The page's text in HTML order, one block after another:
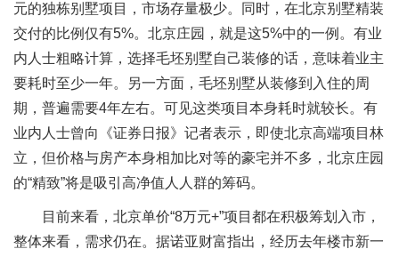
元的独栋别墅项目，市场存量极少。同时，在北京别墅精装
交付的比例仅有5%。北京庄园，就是这5%中的一例。有业
内人士粗略计算，选择毛坯别墅自己装修的话，意味着业主
要耗时至少一年。另一方面，毛坯别墅从装修到入住的周
期，普遍需要4年左右。可见这类项目本身耗时就较长。有
业内人士曾向《证券日报》记者表示，即使北京高端项目林
立，但价格与房产本身相加比对等的豪宅并不多，北京庄园
的“精致”将是吸引高净值人人群的筹码。
目前来看，北京单价“8万元+”项目都在积极筹划入市，
整体来看，需求仍在。据诺亚财富指出，经历去年楼市新一